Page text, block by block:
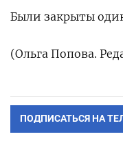
Были закрыты
(Ольга Попова.
ПОДПИСАТЬСЯ НА